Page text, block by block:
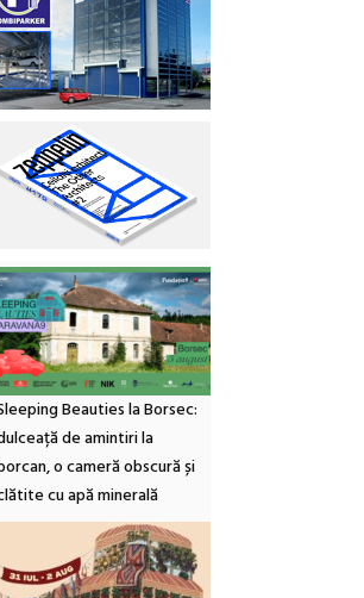
Beauties la Borsec:
de amintiri la
o cameră obscură și
cu apă minerală